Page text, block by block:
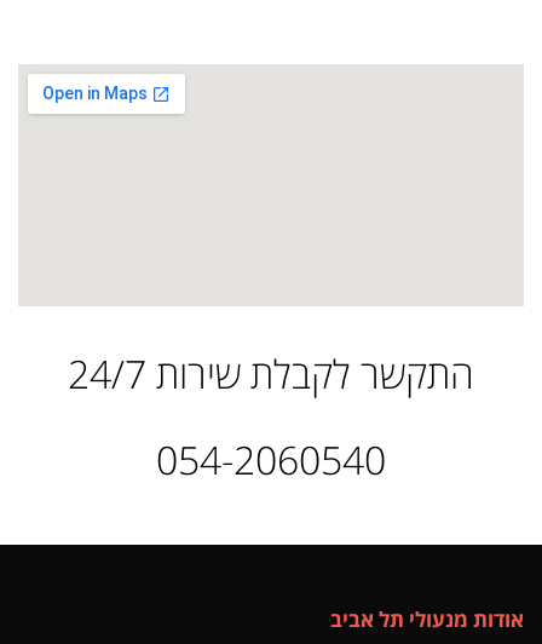
התקשר לקבלת שירות 24/7
054-2060540
אודות מנעולי תל אביב